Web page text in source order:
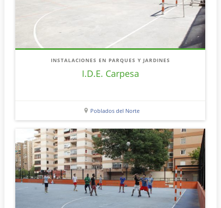
INSTALACIONES EN PARQUES Y JARDINES
I.D.E. Carpesa
Poblados del Norte